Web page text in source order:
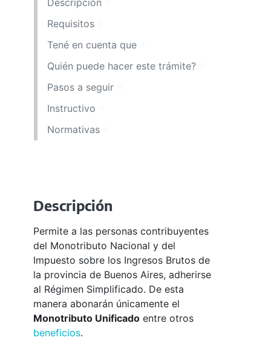
Descripción
Requisitos
Tené en cuenta que
Quién puede hacer este trámite?
Pasos a seguir
Instructivo
Normativas
Descripción
Permite a las personas contribuyentes
del Monotributo Nacional y del
Impuesto sobre los Ingresos Brutos de
la provincia de Buenos Aires, adherirse
al Régimen Simplificado. De esta
manera abonarán únicamente el
Monotributo Unificado entre otros
beneficios.